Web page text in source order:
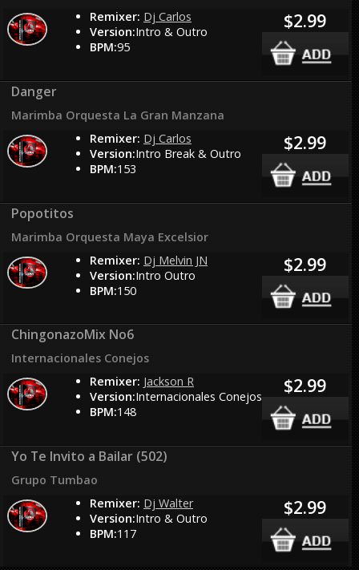
Remixer: Dj Carlos
Version:Intro & Outro
BPM:95
$2.99
Danger
Marimba Orquesta La Gran Manzana
Remixer: Dj Carlos
Version:Intro Break & Outro
BPM:153
$2.99
Popotitos
Marimba Orquesta Maya Excelsior
Remixer: Dj Melvin JN
Version:Intro Outro
BPM:150
$2.99
ChingonazoMix No6
Internacionales Conejos
Remixer: Jackson R
Version:Internacionales Conejos
BPM:148
$2.99
Yo Te Invito a Bailar (502)
Grupo Tumbao
Remixer: Dj Walter
Version:Intro & Outro
BPM:117
$2.99